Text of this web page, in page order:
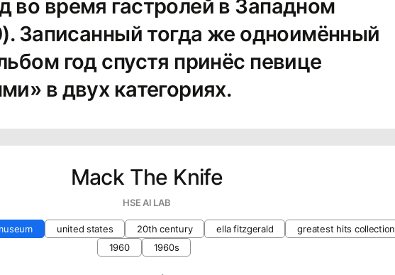
во время гастролей в Западном
Записанный тогда же одноимённый
год спустя принёс певице
в двух категориях.
Mack The Knife
HSE AI LAB
united states 20th century ella fitzgerald
greatest hits collection
1960
1960s